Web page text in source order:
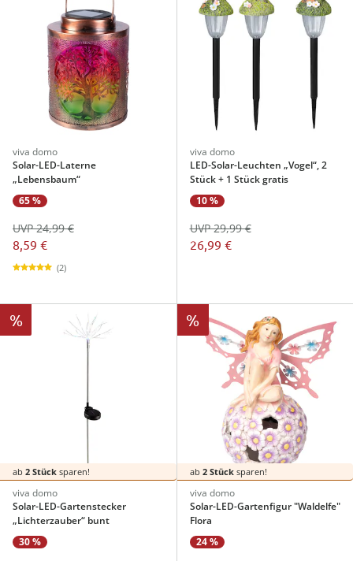
viva domo
Solar-LED-Laterne
„Lebensbaum“
65 %
8,59 €
UVP 24,99 €
(2)
viva domo
LED-Solar-Leuchten „Vogel“, 2
Stück + 1 Stück gratis
10 %
26,99 €
UVP 29,99 €
%
ab 2 Stück sparen!
viva domo
Solar-LED-Gartenstecker
„Lichterzauber“ bunt
30 %
%
ab 2 Stücksparen!
viva domo
Solar-LED-Gartenfigur "Waldelfe"
Flora
24 %